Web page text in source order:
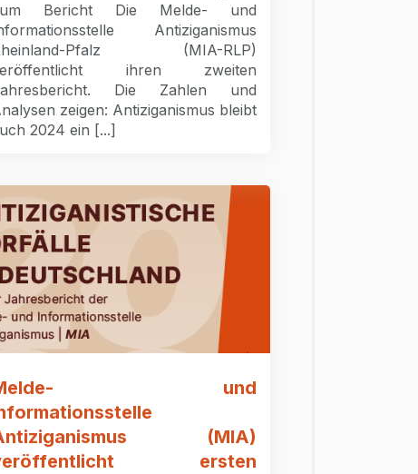
Bericht Die Melde- und
Antiziganismus
Pfalz (MIA-RLP)
ihren zweiten
Die Zahlen und
zeigen: Antiziganismus bleibt
2024 ein [...]
und
(MIA)
ersten